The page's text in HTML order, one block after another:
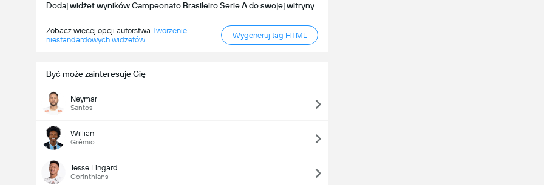
Dodaj widżet wyników Campeonato Brasileiro Serie A do swojej witryny
Zobacz więcej opcji autorstwa Tworzenie
niestandardowych widżetów
Wygeneruj tag HTML
Być może zainteresuje Cię
Neymar
Santos
Willian
Grêmio
Jesse Lingard
Corinthians